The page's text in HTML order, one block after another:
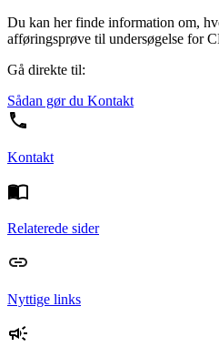
Du kan her finde information om,
afføringsprøve til undersøgelse for
Gå direkte til:
Sådan gør du Kontakt
Kontakt
Relaterede sider
Nyttige links